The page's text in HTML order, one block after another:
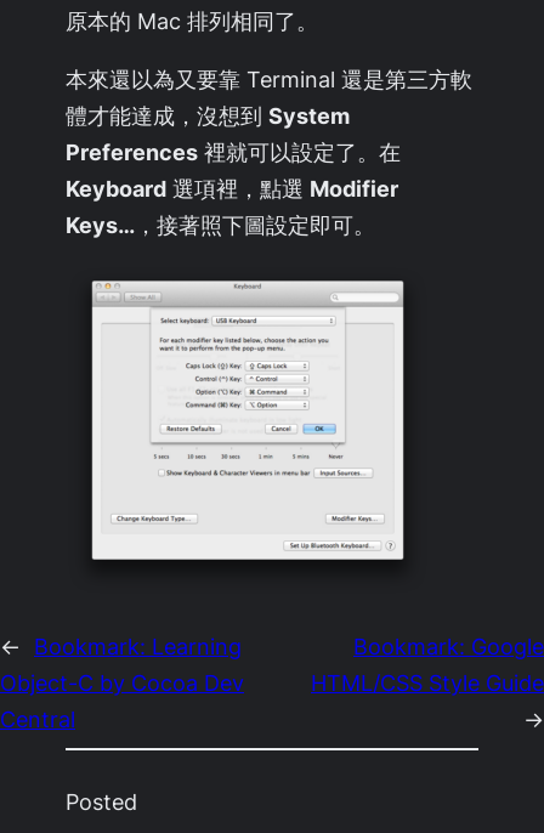
原本的 Mac 排列相同了。
本來還以為又要靠 Terminal 還是第三方軟
體才能達成，沒想到System
Preferences 裡就可以設定了。在
Keyboard 選項裡，點選 Modifier
Keys… ，接著照下圖設定即可。
←
Bookmark: Learning
Object-C by Cocoa Dev
Central
Bookmark: Google
HTML/CSS Style Guide
→
Posted